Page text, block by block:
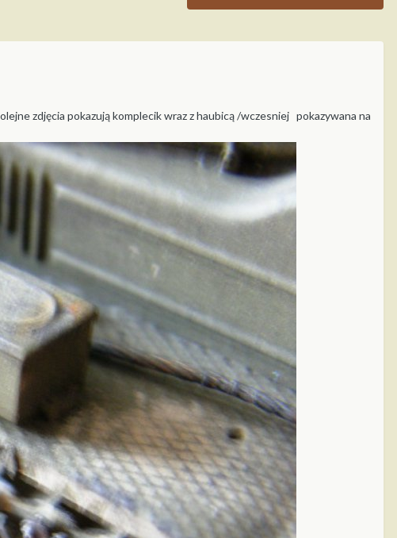
zdjęcia pokazują komplecik wraz z haubicą /wczesniej pokazywana na